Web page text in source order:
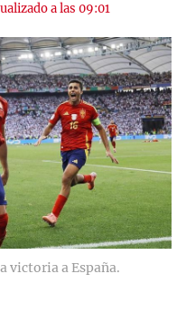
a las 09:01
victoria a España.